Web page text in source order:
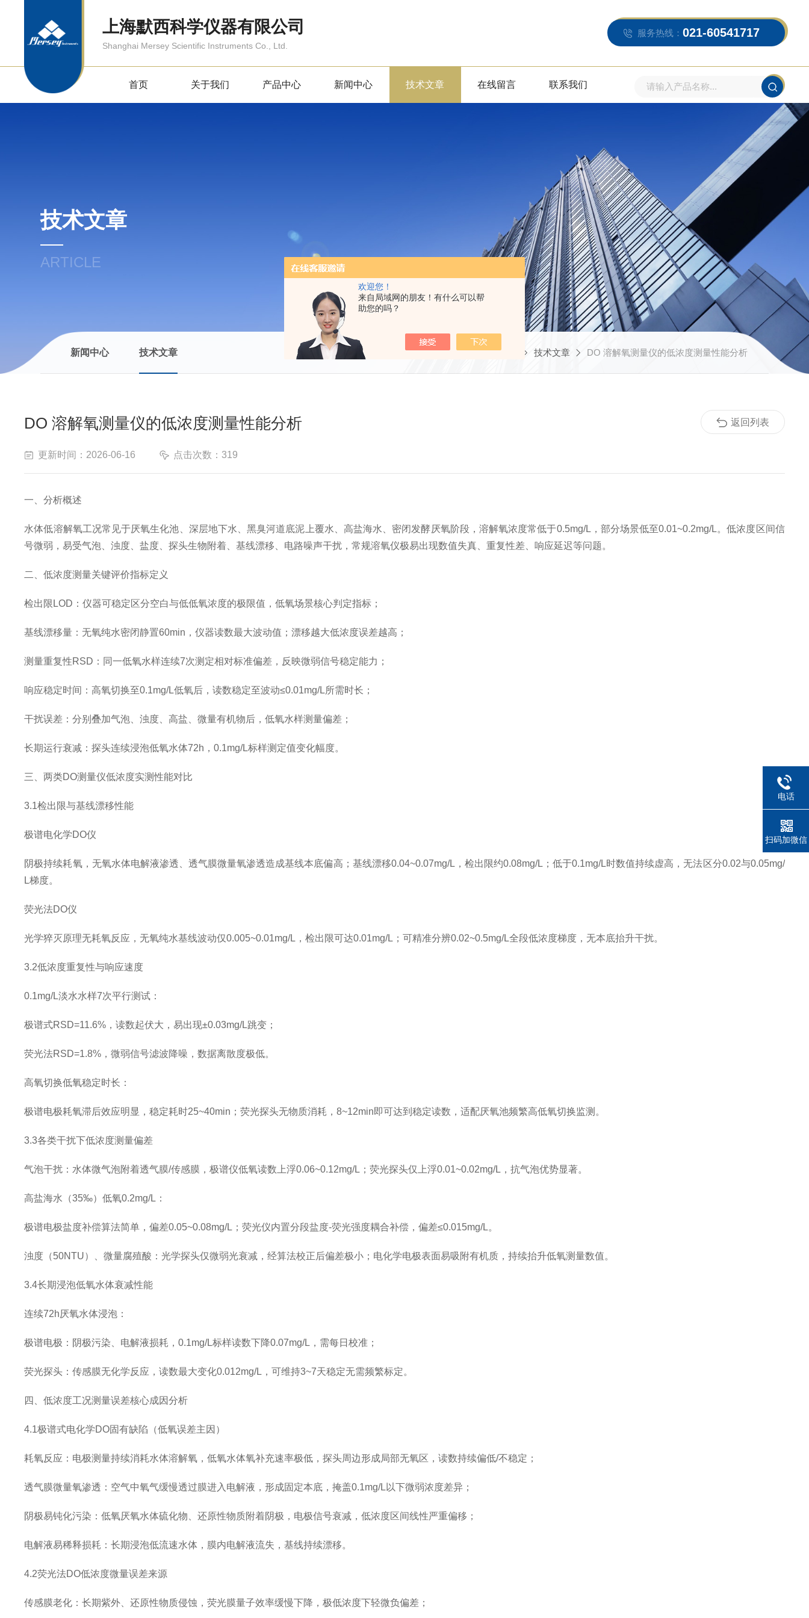
欢迎您！
来自局域网的朋友！有什么可以帮
助您的吗？
上海默西科学仪器有限公司
Shanghai Mersey Scientific Instruments Co., Ltd.
服务热线： 021-60541717
首页 关于我们 产品中心 新闻中心 技术文章 在线留言 联系我们
技术文章
ARTICLE
新闻中心 技术文章 当前位置：首页 技术文章 DO 溶解氧测量仪的低浓度测量性能分析
DO 溶解氧测量仪的低浓度测量性能分析
更新时间：2026-06-16 点击次数：319
一、分析概述
水体低溶解氧工况常见于厌氧生化池、深层地下水、黑臭河道底泥上覆水、高盐海水、密闭发酵厌氧阶段，溶解氧浓度常低于0.5mg/L，部分场景低至0.01~0.2mg/L。低浓度区间信
号微弱，易受气泡、浊度、盐度、探头生物附着、基线漂移、电路噪声干扰，常规溶氧仪极易出现数值失真、重复性差、响应延迟等问题。
二、低浓度测量关键评价指标定义
检出限LOD：仪器可稳定区分空白与低低氧浓度的极限值，低氧场景核心判定指标；
基线漂移量：无氧纯水密闭静置60min，仪器读数最大波动值；漂移越大低浓度误差越高；
测量重复性RSD：同一低氧水样连续7次测定相对标准偏差，反映微弱信号稳定能力；
响应稳定时间：高氧切换至0.1mg/L低氧后，读数稳定至波动≤0.01mg/L所需时长；
干扰误差：分别叠加气泡、浊度、高盐、微量有机物后，低氧水样测量偏差；
长期运行衰减：探头连续浸泡低氧水体72h，0.1mg/L标样测定值变化幅度。
三、两类DO测量仪低浓度实测性能对比
3.1检出限与基线漂移性能
极谱电化学DO仪
阴极持续耗氧，无氧水体电解液渗透、透气膜微量氧渗透造成基线本底偏高；基线漂移0.04~0.07mg/L，检出限约0.08mg/L；低于0.1mg/L时数值持续虚高，无法区分0.02与0.05mg/
L梯度。
荧光法DO仪
光学猝灭原理无耗氧反应，无氧纯水基线波动仅0.005~0.01mg/L，检出限可达0.01mg/L；可精准分辨0.02~0.5mg/L全段低浓度梯度，无本底抬升干扰。
3.2低浓度重复性与响应速度
0.1mg/L淡水水样7次平行测试：
极谱式RSD=11.6%，读数起伏大，易出现±0.03mg/L跳变；
荧光法RSD=1.8%，微弱信号滤波降噪，数据离散度极低。
高氧切换低氧稳定时长：
极谱电极耗氧滞后效应明显，稳定耗时25~40min；荧光探头无物质消耗，8~12min即可达到稳定读数，适配厌氧池频繁高低氧切换监测。
3.3各类干扰下低浓度测量偏差
气泡干扰：水体微气泡附着透气膜/传感膜，极谱仪低氧读数上浮0.06~0.12mg/L；荧光探头仅上浮0.01~0.02mg/L，抗气泡优势显著。
高盐海水（35‰）低氧0.2mg/L：
极谱电极盐度补偿算法简单，偏差0.05~0.08mg/L；荧光仪内置分段盐度-荧光强度耦合补偿，偏差≤0.015mg/L。
浊度（50NTU）、微量腐殖酸：光学探头仅微弱光衰减，经算法校正后偏差极小；电化学电极表面易吸附有机质，持续抬升低氧测量数值。
3.4长期浸泡低氧水体衰减性能
连续72h厌氧水体浸泡：
极谱电极：阴极污染、电解液损耗，0.1mg/L标样读数下降0.07mg/L，需每日校准；
荧光探头：传感膜无化学反应，读数最大变化0.012mg/L，可维持3~7天稳定无需频繁标定。
四、低浓度工况测量误差核心成因分析
4.1极谱式电化学DO固有缺陷（低氧误差主因）
耗氧反应：电极测量持续消耗水体溶解氧，低氧水体氧补充速率极低，探头周边形成局部无氧区，读数持续偏低/不稳定；
透气膜微量氧渗透：空气中氧气缓慢透过膜进入电解液，形成固定本底，掩盖0.1mg/L以下微弱浓度差异；
阴极易钝化污染：低氧厌氧水体硫化物、还原性物质附着阴极，电极信号衰减，低浓度区间线性严重偏移；
电解液易稀释损耗：长期浸泡低流速水体，膜内电解液流失，基线持续漂移。
4.2荧光法DO低浓度微量误差来源
传感膜老化：长期紫外、还原性物质侵蚀，荧光膜量子效率缓慢下降，极低浓度下轻微负偏差；
返回列表
电话
扫码加微信